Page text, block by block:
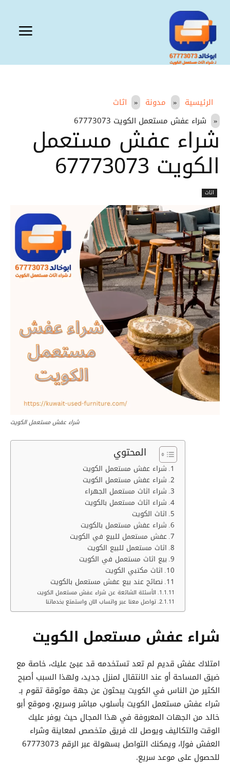
الرئيسية مدونة
اثاث
شراء عفش مستعمل الكويت 67773073
شراء عفش مستعمل
الكويت 67773073
اثاث
شراء عفش مستعمل الكويت
المحتوي
شراء عفش مستعمل الكويت
شراء عفش مستعمل الكويت
شراء اثاث مستعمل الجهراء
شراء اثاث مستعمل بالكويت
اثاث الكويت
شراء عفش مستعمل بالكويت
عفش مستعمل للبيع في الكويت
اثاث مستعمل للبيع الكويت
بيع اثاث مستعمل في الكويت
اثاث مكتبي الكويت
نصائح عند بيع عفش مستعمل بالكويت
الأسئلة الشائعة عن شراء عفش مستعمل الكويت
تواصل معنا عبر واتساب الان واستمتع بخدماتنا
شراء عفش مستعمل الكويت
امتلاك عفش قديم لم تعد تستخدمه قد عبئ عليك، خاصة مع
ضيق المساحة أو عند الانتقال لمنزل جديد، ولهذا السبب أصبح
الكثير من الناس في الكويت يبحثون عن جهة موثوقة تقوم بـ
شراء عفش مستعمل الكويت بأسلوب مباشر وسريع، وموقع أبو
خالد من الجهات المعروفة في هذا المجال حيث يوفر عليك
الوقت والتكاليف ويوصل لك فريق متخصص لمعاينة وشراء
العفش فورًا، ويمكنك التواصل بسهولة عبر الرقم 67773073
للحصول على موعد سريع.